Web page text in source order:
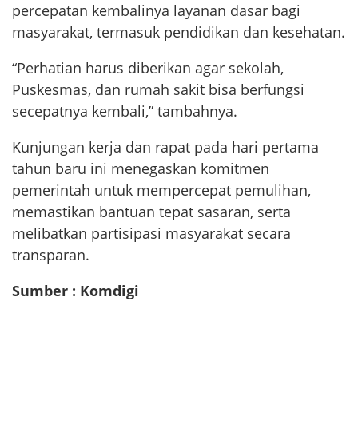
percepatan kembalinya layanan dasar bagi
masyarakat, termasuk pendidikan dan kesehatan.
“Perhatian harus diberikan agar sekolah,
Puskesmas, dan rumah sakit bisa berfungsi
secepatnya kembali,” tambahnya.
Kunjungan kerja dan rapat pada hari pertama
tahun baru ini menegaskan komitmen
pemerintah untuk mempercepat pemulihan,
memastikan bantuan tepat sasaran, serta
melibatkan partisipasi masyarakat secara
transparan.
Sumber : Komdigi